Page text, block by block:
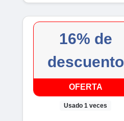
16% de
descuento
OFERTA
Usado 1 veces